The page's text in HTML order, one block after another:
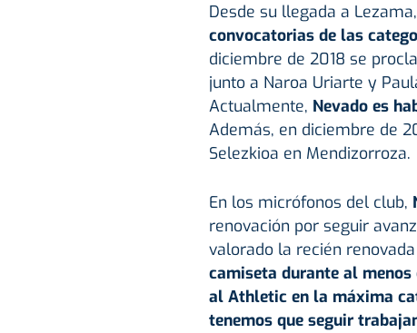
Desde su llegada a Lezama,
convocatorias de las
diciembre de 2018 se
junto a Naroa Uriarte y
Actualmente, Nevado es
Además, en diciembre de
Selezkioa en Mendizorroza.
En los micrófonos del club,
renovación por seguir
valorado la recién
camiseta durante al
al Athletic en la máxima
tenemos que seguir